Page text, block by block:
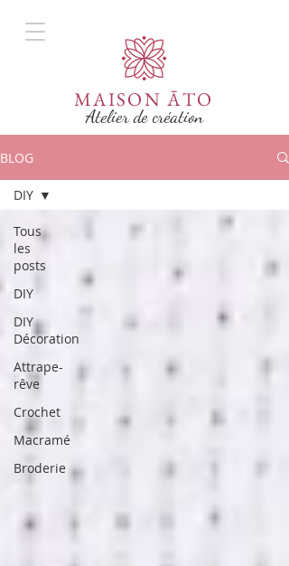
MAISON ĀTO
Atelier de création
BLOG
Tous
les
posts
DIY
DIY
Décoration
Attrape-
rêve
Crochet
Macramé
Broderie
DIY